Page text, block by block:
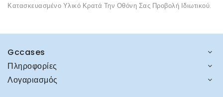
Κατασκευασμένο Υλικό Κρατά Την Οθόνη Σας Προβολή Ιδιωτικού.
Gccases
Πληροφορίες
Λογαριασμός